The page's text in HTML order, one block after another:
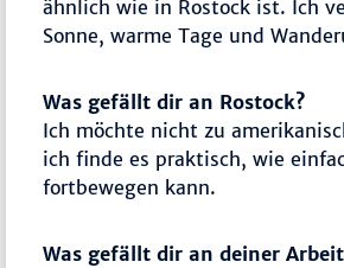
ähnlich wie in Rostock ist. Ich
Sonne, warme Tage und
Was gefällt dir an Rostock?
Ich möchte nicht zu
ich finde es praktisch, wie
fortbewegen kann.
Was gefällt dir an deiner